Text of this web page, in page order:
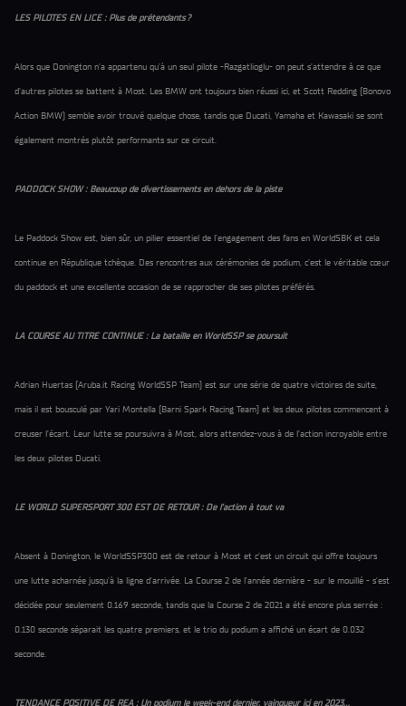
LES PILOTES EN LICE : Plus de prétendants ?
Alors que Donington n’a appartenu qu’à un seul pilote -Razgatlioglu- on peut s’attendre à ce que
d’autres pilotes se battent à Most. Les BMW ont toujours bien réussi ici, et Scott Redding (Bonovo
Action BMW) semble avoir trouvé quelque chose, tandis que Ducati, Yamaha et Kawasaki se sont
également montrés plutôt performants sur ce circuit.
PADDOCK SHOW : Beaucoup de divertissements en dehors de la piste
Le Paddock Show est, bien sûr, un pilier essentiel de l’engagement des fans en WorldSBK et cela
continue en République tchèque. Des rencontres aux cérémonies de podium, c’est le véritable cœur
du paddock et une excellente occasion de se rapprocher de ses pilotes préférés.
LA COURSE AU TITRE CONTINUE : La bataille en WorldSSP se poursuit
Adrian Huertas (Aruba.it Racing WorldSSP Team) est sur une série de quatre victoires de suite,
mais il est bousculé par Yari Montella (Barni Spark Racing Team) et les deux pilotes commencent à
creuser l’écart. Leur lutte se poursuivra à Most, alors attendez-vous à de l’action incroyable entre
les deux pilotes Ducati.
LE WORLD SUPERSPORT 300 EST DE RETOUR : De l’action à tout va
Absent à Donington, le WorldSSP300 est de retour à Most et c’est un circuit qui offre toujours
une lutte acharnée jusqu’à la ligne d’arrivée. La Course 2 de l’année dernière - sur le mouillé - s’est
décidée pour seulement 0.169 seconde, tandis que la Course 2 de 2021 a été encore plus serrée :
0.130 seconde séparait les quatre premiers, et le trio du podium a affiché un écart de 0.032
seconde.
TENDANCE POSITIVE DE REA : Un podium le week-end dernier, vainqueur ici en 2023…